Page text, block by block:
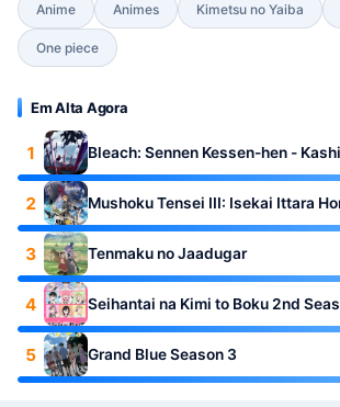
Anime Animes Kimetsu no Yaiba
One piece
Em Alta Agora
1 Bleach: Sennen Kessen-hen -
2 Mushoku Tensei III: Isekai Ittara
3 Tenmaku no Jaadugar
4 Seihantai na Kimi to Boku 2nd
5 Grand Blue Season 3